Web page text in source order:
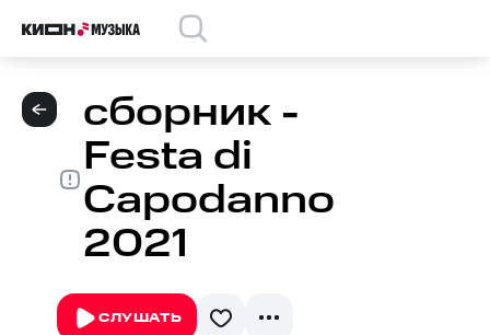
сборник -
Festa di
Capodanno
2021
СЛУШАТЬ